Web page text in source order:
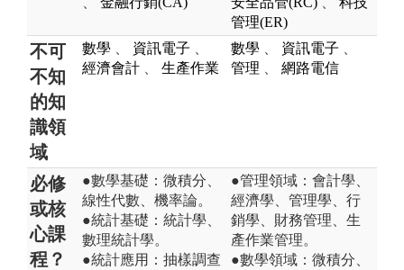
管理(ER)
不可
不知
的知
識領
域
數學 資訊電子
經濟會計
生產作業
數學 資訊電子
管理
網路電信
必修
或核
心課
程？
●數學基礎：微積分、
線性代數、機率論。
●統計基礎：統計學、
數理統計學。
●統計應用：抽樣調查
●管理領域：會計學、
經濟學、管理學、行
銷學、財務管理、生
產作業管理。
●數學領域：微積分、